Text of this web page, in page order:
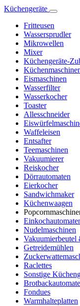
Küchengeräte
Fritteusen
Wassersprudler
Mikrowellen
Mixer
Küchengeräte-
Eismaschinen
Wasserfilter
Wasserkocher
Toaster
Allesschneider
Waffeleisen
Entsafter
Teemaschinen
Vakuumierer
Reiskocher
Dörrautomaten
Eierkocher
Sandwichmaker
Küchenwaagen
Nudelmaschinen
Vakuumierbeutel
Getreidemühlen
Raclettes
Sonstige
Fondues
Warmhalteplatten